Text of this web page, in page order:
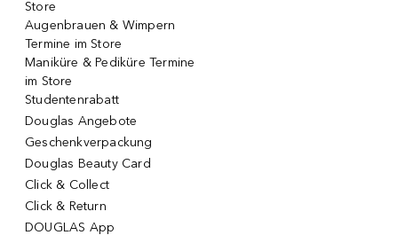
Store
Augenbrauen & Wimpern
Termine im Store
Maniküre & Pediküre Termine
im Store
Studentenrabatt
Douglas Angebote
Geschenkverpackung
Douglas Beauty Card
Click & Collect
Click & Return
DOUGLAS App